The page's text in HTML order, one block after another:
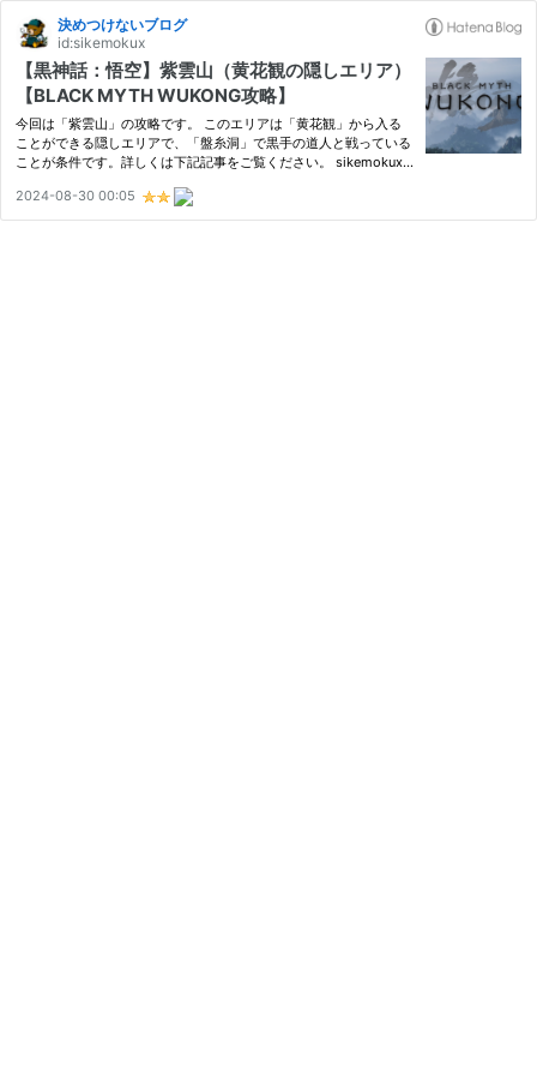
決めつけないブログ
id:sikemokux
【黒神話：悟空】紫雲山（黄花観の隠しエリア）
【BLACK MYTH WUKONG攻略】
今回は「紫雲山」の攻略です。 このエリアは「黄花観」から入る
ことができる隠しエリアで、「盤糸洞」で黒手の道人と戦っている
ことが条件です。詳しくは下記記事をご覧ください。 sikemokux.c
入ることができる 「紫雲山」に入って道なりに進むと左側に宝箱
…
2024-08-30 00:05